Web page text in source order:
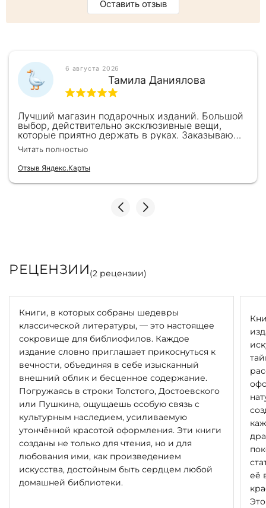
Оставить отзыв
6 августа 2026
Тамила Даниялова
Лучший магазин подарочных изданий. Большой
выбор, действительно эксклюзивные вещи,
которые приятно держать в руках. Заказываю
здесь уже второй раз для бизнес-партнеров,
всегда всё безупречно — от общения с
консультантами до качества самих книг.
Однозначно рекомендую
Читать полностью
Отзыв Яндекс.Карты
РЕЦЕНЗИИ(2 рецензии)
Книги, в которых собраны шедевры
классической литературы, — это настоящее
сокровище для библиофилов. Каждое
издание словно приглашает прикоснуться к
вечности, объединяя в себе изысканный
внешний облик и бесценное содержание.
Погружаясь в строки Толстого, Достоевского
или Пушкина, ощущаешь особую связь с
культурным наследием, усиливаемую
утончённой красотой оформления. Эти книги
созданы не только для чтения, но и для
любования ими, как произведением
искусства, достойным быть сердцем любой
домашней библиотеки.
её